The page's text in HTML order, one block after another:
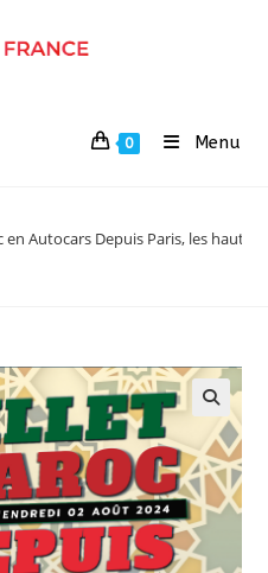
0 Menu
en Autocars Depuis Paris, les